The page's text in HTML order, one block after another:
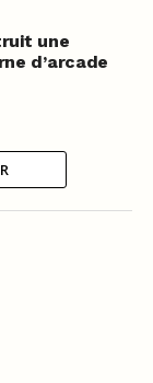
une
d’arcade